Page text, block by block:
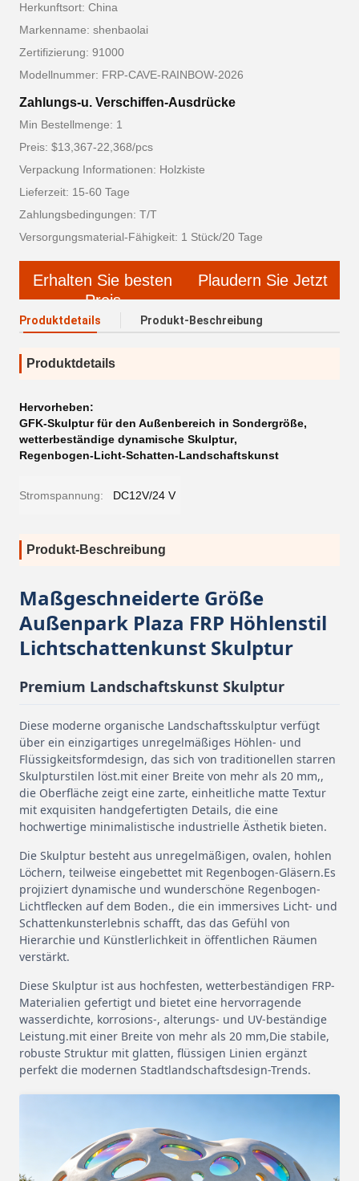
Herkunftsort: China
Markenname: shenbaolai
Zertifizierung: 91000
Modellnummer: FRP-CAVE-RAINBOW-2026
Zahlungs-u. Verschiffen-Ausdrücke
Min Bestellmenge: 1
Preis: $13,367-22,368/pcs
Verpackung Informationen: Holzkiste
Lieferzeit: 15-60 Tage
Zahlungsbedingungen: T/T
Versorgungsmaterial-Fähigkeit: 1 Stück/20 Tage
Erhalten Sie besten
Preis
Plaudern Sie Jetzt
Produktdetails Produkt-Beschreibung
Produktdetails
Hervorheben:
GFK-Skulptur für den Außenbereich in Sondergröße,
wetterbeständige dynamische Skulptur,
Regenbogen-Licht-Schatten-Landschaftskunst
Stromspannung: DC12V/24 V
Produkt-Beschreibung
Maßgeschneiderte Größe
Außenpark Plaza FRP Höhlenstil
Lichtschattenkunst Skulptur
Premium Landschaftskunst Skulptur
Diese moderne organische Landschaftsskulptur verfügt
über ein einzigartiges unregelmäßiges Höhlen- und
Flüssigkeitsformdesign, das sich von traditionellen starren
Skulpturstilen löst.mit einer Breite von mehr als 20 mm,,
die Oberfläche zeigt eine zarte, einheitliche matte Textur
mit exquisiten handgefertigten Details, die eine
hochwertige minimalistische industrielle Ästhetik bieten.
Die Skulptur besteht aus unregelmäßigen, ovalen, hohlen
Löchern, teilweise eingebettet mit Regenbogen-Gläsern.Es
projiziert dynamische und wunderschöne Regenbogen-
Lichtflecken auf dem Boden., die ein immersives Licht- und
Schattenkunsterlebnis schafft, das das Gefühl von
Hierarchie und Künstlerlichkeit in öffentlichen Räumen
verstärkt.
Diese Skulptur ist aus hochfesten, wetterbeständigen FRP-
Materialien gefertigt und bietet eine hervorragende
wasserdichte, korrosions-, alterungs- und UV-beständige
Leistung.mit einer Breite von mehr als 20 mm,Die stabile,
robuste Struktur mit glatten, flüssigen Linien ergänzt
perfekt die modernen Stadtlandschaftsdesign-Trends.